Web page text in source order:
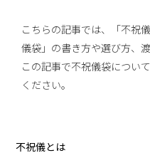
こちらの記事では、「不祝
儀袋」の書き方や選び方、
この記事で不祝儀袋につい
ください。
不祝儀とは